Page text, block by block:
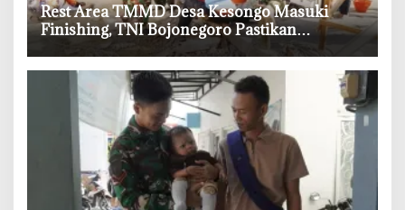
‎Rest Area TMMD Desa Kesongo Masuki
Finishing, TNI Bojonegoro Pastikan
Bangunan Kokoh dan Nyaman